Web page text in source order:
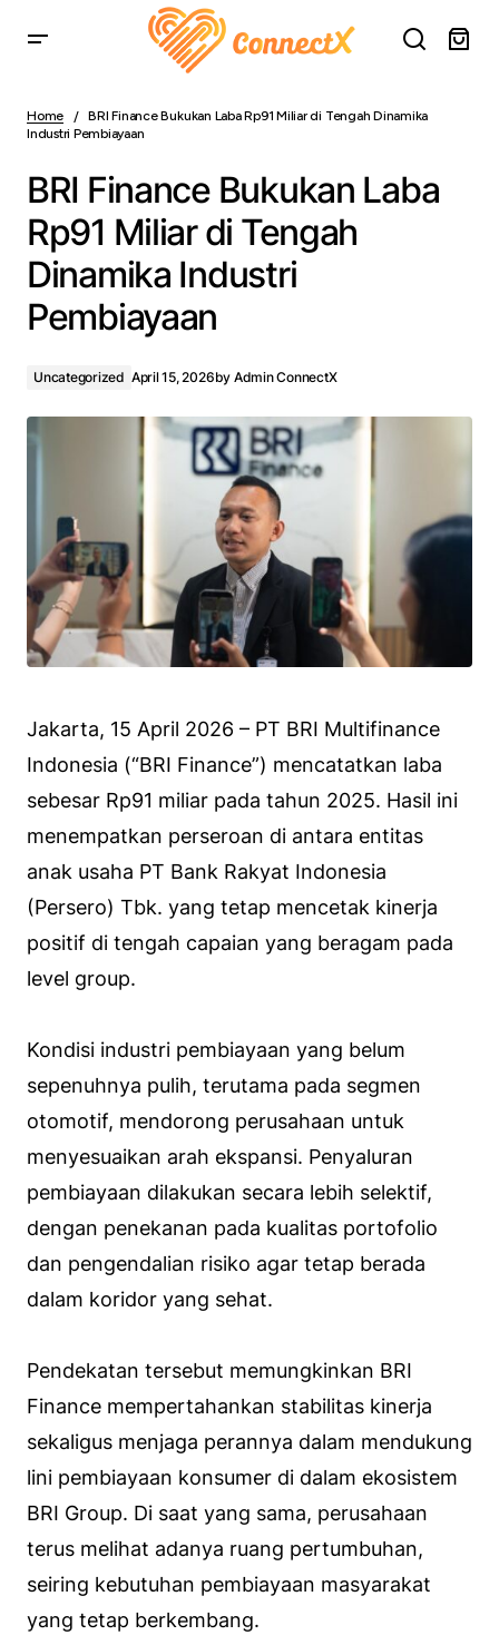
Dinamika Industri Pembiayaan
Home
BRI Finance Bukukan Laba Rp91 Miliar di Tengah Dinamika
Industri Pembiayaan
BRI Finance Bukukan Laba
Rp91 Miliar di Tengah
Dinamika Industri
Pembiayaan
Uncategorized April 15, 2026by Admin ConnectX
Jakarta, 15 April 2026 – PT BRI Multifinance
Indonesia (“BRI Finance”) mencatatkan laba
sebesar Rp91 miliar pada tahun 2025. Hasil ini
menempatkan perseroan di antara entitas
anak usaha PT Bank Rakyat Indonesia
(Persero) Tbk. yang tetap mencetak kinerja
positif di tengah capaian yang beragam pada
level group.
Kondisi industri pembiayaan yang belum
sepenuhnya pulih, terutama pada segmen
otomotif, mendorong perusahaan untuk
menyesuaikan arah ekspansi. Penyaluran
pembiayaan dilakukan secara lebih selektif,
dengan penekanan pada kualitas portofolio
dan pengendalian risiko agar tetap berada
dalam koridor yang sehat.
Pendekatan tersebut memungkinkan BRI
Finance mempertahankan stabilitas kinerja
sekaligus menjaga perannya dalam mendukung
lini pembiayaan konsumer di dalam ekosistem
BRI Group. Di saat yang sama, perusahaan
terus melihat adanya ruang pertumbuhan,
seiring kebutuhan pembiayaan masyarakat
yang tetap berkembang.